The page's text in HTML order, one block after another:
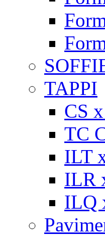
TAPPI
CS
TC
ILT
ILR
ILQ